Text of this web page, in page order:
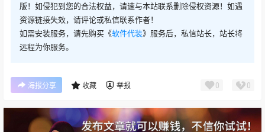
版！如侵犯到您的合法权益，请速与本站联系删除侵权资源！如遇
资源链接失效，请评论或私信联系作者！
如需安装服务，请先购买《软件代装》服务后，私信站长，站长将
远程为你服务。
海报分享 收藏 举报 0 0